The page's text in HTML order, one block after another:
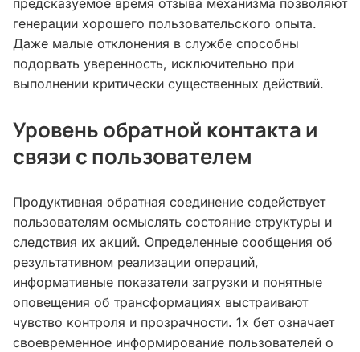
предсказуемое время отзыва механизма позволяют
генерации хорошего пользовательского опыта.
Даже малые отклонения в службе способны
подорвать уверенность, исключительно при
выполнении критически существенных действий.
Уровень обратной контакта и
связи с пользователем
Продуктивная обратная соединение содействует
пользователям осмыслять состояние структуры и
следствия их акций. Определенные сообщения об
результативном реализации операций,
информативные показатели загрузки и понятные
оповещения об трансформациях выстраивают
чувство контроля и прозрачности. 1х бет означает
своевременное информирование пользователей о